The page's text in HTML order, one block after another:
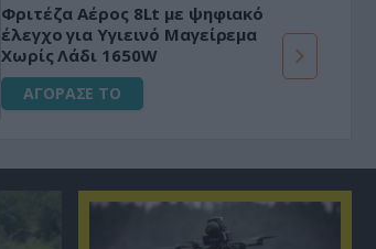
Φριτέζα Αέρος 8Lt με ψηφιακό
έλεγχο για Υγιεινό Μαγείρεμα
Χωρίς Λάδι 1650W
ΑΓΟΡΑΣΕ ΤΟ